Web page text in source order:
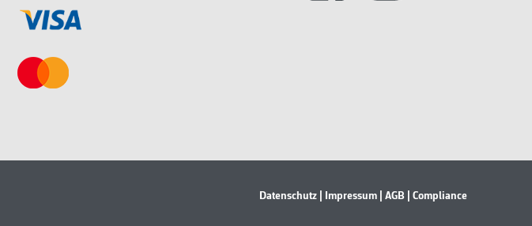
Datenschutz | Impressum | AGB | Compliance